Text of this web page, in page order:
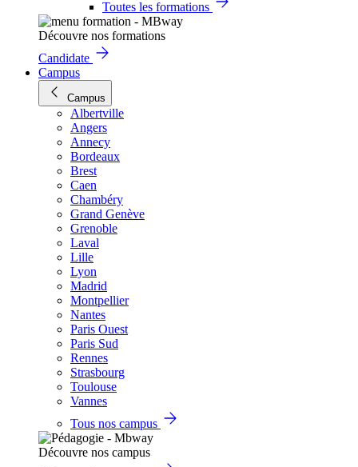
Toutes les formations
Découvre nos formations
Candidate
Campus
Campus
Albertville
Angers
Annecy
Bordeaux
Brest
Caen
Chambéry
Grand Genève
Grenoble
Laval
Lille
Lyon
Madrid
Montpellier
Nantes
Paris Ouest
Paris Sud
Rennes
Strasbourg
Toulouse
Vannes
Tous nos campus
Découvre nos campus